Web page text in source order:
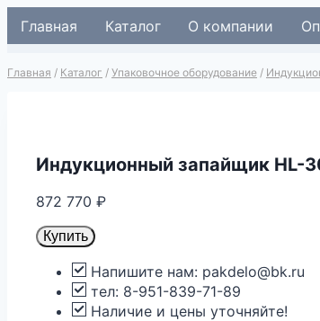
Перейти
Главная Каталог О компании
Главная / Каталог / Упаковочное оборудование /
Индукционный запайщик HL-
872 770 ₽
Купить
Напишите нам: pakdelo@bk.ru
тел: 8-951-839-71-89
Наличие и цены уточняйте!